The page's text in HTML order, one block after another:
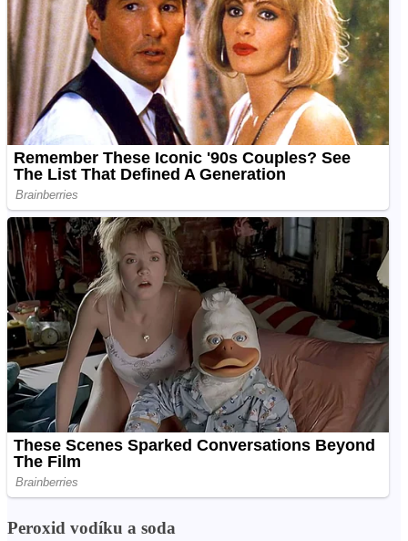
Peroxid vodíku a soda